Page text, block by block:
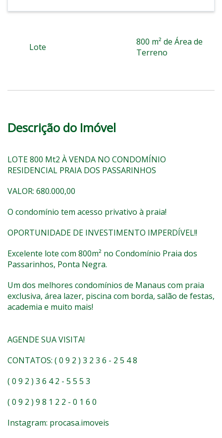
Lote
800 m² de Área de
Terreno
Descrição do Imóvel
LOTE 800 Mt2 À VENDA NO CONDOMÍNIO
RESIDENCIAL PRAIA DOS PASSARINHOS
VALOR: 680.000,00
O condomínio tem acesso privativo à praia!
OPORTUNIDADE DE INVESTIMENTO IMPERDÍVEL!!
Excelente lote com 800m² no Condomínio Praia dos
Passarinhos, Ponta Negra.
Um dos melhores condomínios de Manaus com praia
exclusiva, área lazer, piscina com borda, salão de festas,
academia e muito mais!
AGENDE SUA VISITA!
CONTATOS: ( 0 9 2 ) 3 2 3 6 - 2 5 4 8
( 0 9 2 ) 3 6 4 2 - 5 5 5 3
( 0 9 2 ) 9 8 1 2 2 - 0 1 6 0
Instagram: procasa.imoveis